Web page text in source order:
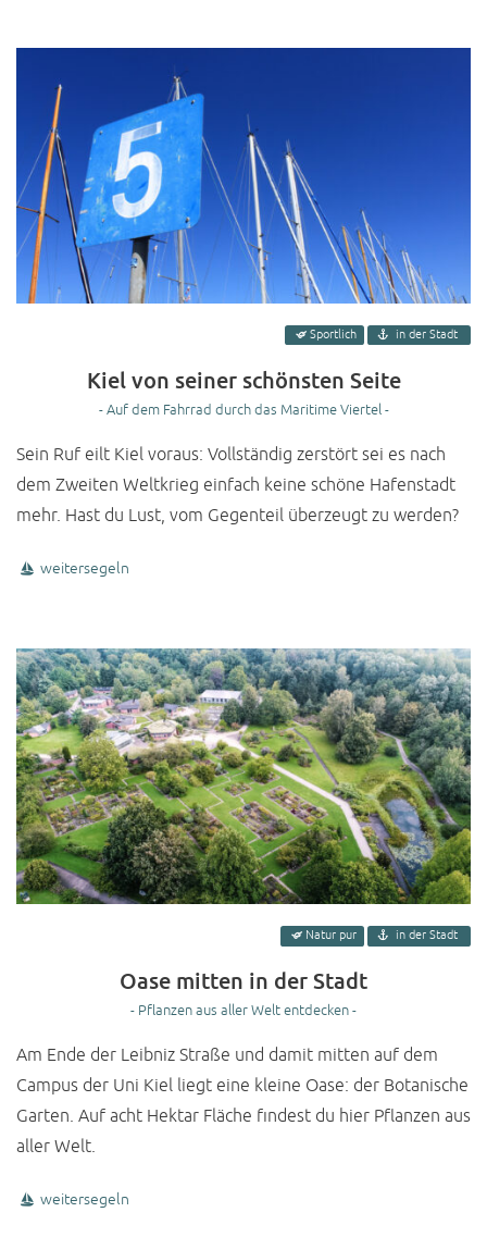
Sportlich in der Stadt
Kiel von seiner schönsten Seite
- Auf dem Fahrrad durch das Maritime Viertel -
Sein Ruf eilt Kiel voraus: Vollständig zerstört sei es nach
dem Zweiten Weltkrieg einfach keine schöne Hafenstadt
mehr. Hast du Lust, vom Gegenteil überzeugt zu werden?
weitersegeln
Natur pur in der Stadt
Oase mitten in der Stadt
- Pflanzen aus aller Welt entdecken -
Am Ende der Leibniz Straße und damit mitten auf dem
Campus der Uni Kiel liegt eine kleine Oase: der Botanische
Garten. Auf acht Hektar Fläche findest du hier Pflanzen aus
aller Welt.
weitersegeln